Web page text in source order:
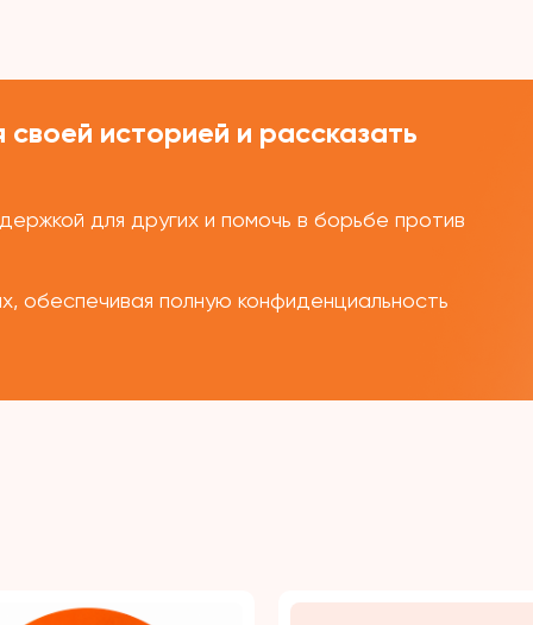
историей и рассказать
для других и помочь в борьбе против
обеспечивая полную конфиденциальность